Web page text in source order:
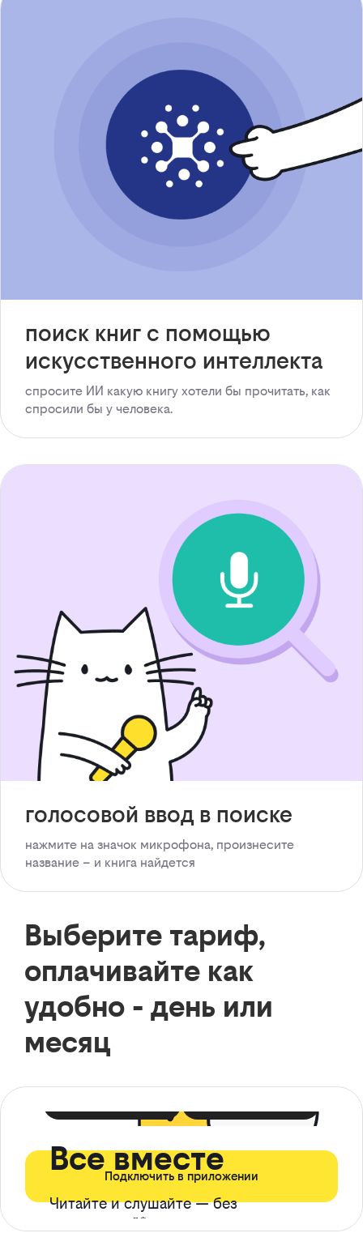
поиск книг с помощью
искусственного интеллекта
спросите ИИ какую книгу хотели бы прочитать, как
спросили бы у человека.
голосовой ввод в поиске
нажмите на значок микрофона, произнесите
название – и книга найдется
Выберите тариф,
оплачивайте как
удобно - день или
месяц
Все вместе
Читайте и слушайте — без
ограничений*
Подключить в приложении